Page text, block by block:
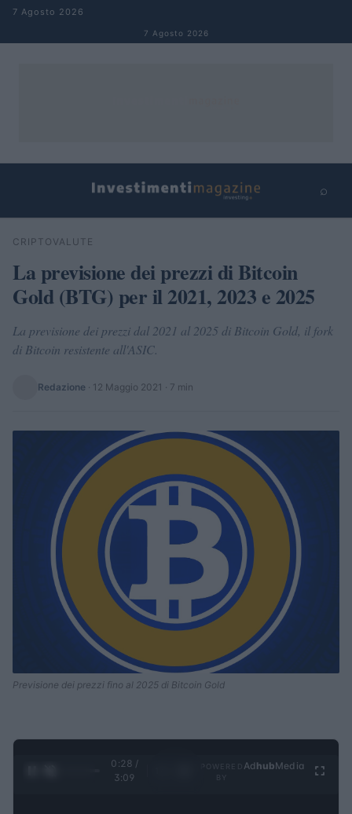
Salta al contenuto
7 Agosto 2026
7 Agosto 2026
⌕
Cerca
CRIPTOVALUTE
La previsione dei prezzi di Bitcoin
Gold (BTG) per il 2021, 2023 e 2025
La previsione dei prezzi dal 2021 al 2025 di Bitcoin Gold, il fork
di Bitcoin resistente all'ASIC.
Redazione · 12 Maggio 2021 · 7 min
Previsione dei prezzi fino al 2025 di Bitcoin Gold
0:29 /
3:09
Ad hubMedia